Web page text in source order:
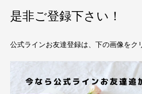
是非ご登録下さい！
公式ラインお友達登録は、下の画像をク